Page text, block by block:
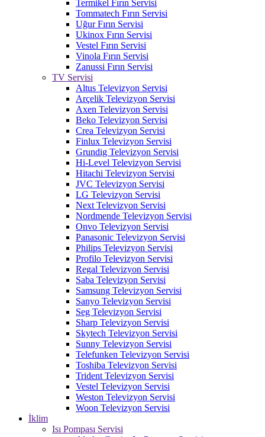
Termikel Fırın Servisi
Tommatech Fırın Servisi
Uğur Fırın Servisi
Ukinox Fırın Servisi
Vestel Fırın Servisi
Vinola Fırın Servisi
Zanussi Fırın Servisi
TV Servisi
Altus Televizyon Servisi
Arçelik Televizyon Servisi
Axen Televizyon Servisi
Beko Televizyon Servisi
Crea Televizyon Servisi
Finlux Televizyon Servisi
Grundig Televizyon Servisi
Hi-Level Televizyon Servisi
Hitachi Televizyon Servisi
JVC Televizyon Servisi
LG Televizyon Servisi
Next Televizyon Servisi
Nordmende Televizyon Servisi
Onvo Televizyon Servisi
Panasonic Televizyon Servisi
Philips Televizyon Servisi
Profilo Televizyon Servisi
Regal Televizyon Servisi
Saba Televizyon Servisi
Samsung Televizyon Servisi
Sanyo Televizyon Servisi
Seg Televizyon Servisi
Sharp Televizyon Servisi
Skytech Televizyon Servisi
Sunny Televizyon Servisi
Telefunken Televizyon Servisi
Toshiba Televizyon Servisi
Trident Televizyon Servisi
Vestel Televizyon Servisi
Weston Televizyon Servisi
Woon Televizyon Servisi
İklim
Isı Pompası Servisi